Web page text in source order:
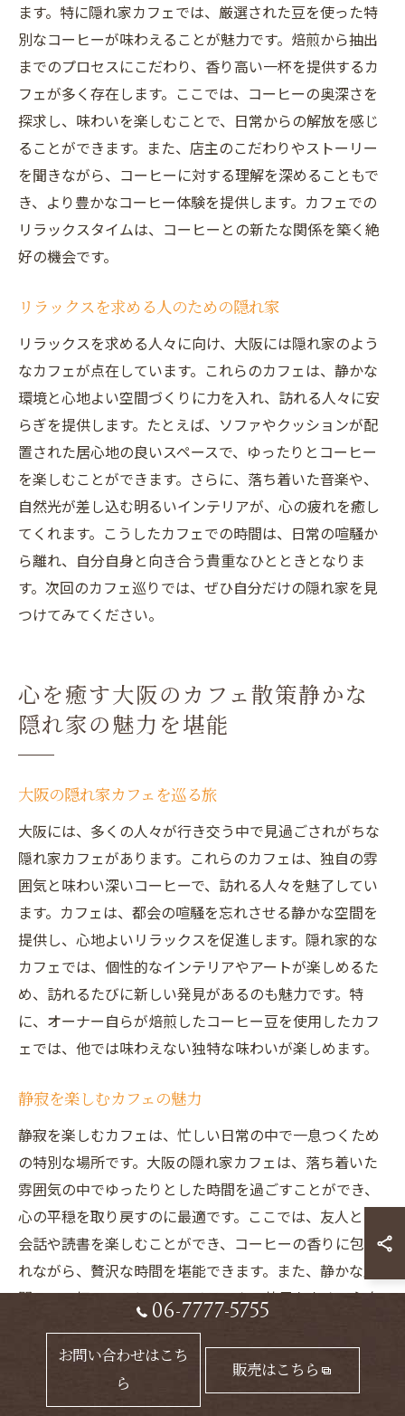
ます。特に隠れ家カフェでは、厳選された豆を使った特
別なコーヒーが味わえることが魅力です。焙煎から抽出
までのプロセスにこだわり、香り高い一杯を提供するカ
フェが多く存在します。ここでは、コーヒーの奥深さを
探求し、味わいを楽しむことで、日常からの解放を感じ
ることができます。また、店主のこだわりやストーリー
を聞きながら、コーヒーに対する理解を深めることもで
き、より豊かなコーヒー体験を提供します。カフェでの
リラックスタイムは、コーヒーとの新たな関係を築く絶
好の機会です。
リラックスを求める人のための隠れ家
リラックスを求める人々に向け、大阪には隠れ家のよう
なカフェが点在しています。これらのカフェは、静かな
環境と心地よい空間づくりに力を入れ、訪れる人々に安
らぎを提供します。たとえば、ソファやクッションが配
置された居心地の良いスペースで、ゆったりとコーヒー
を楽しむことができます。さらに、落ち着いた音楽や、
自然光が差し込む明るいインテリアが、心の疲れを癒し
てくれます。こうしたカフェでの時間は、日常の喧騒か
ら離れ、自分自身と向き合う貴重なひとときとなりま
す。次回のカフェ巡りでは、ぜひ自分だけの隠れ家を見
つけてみてください。
心を癒す大阪のカフェ散策静かな
隠れ家の魅力を堪能
大阪の隠れ家カフェを巡る旅
大阪には、多くの人々が行き交う中で見過ごされがちな
隠れ家カフェがあります。これらのカフェは、独自の雰
囲気と味わい深いコーヒーで、訪れる人々を魅了してい
ます。カフェは、都会の喧騒を忘れさせる静かな空間を
提供し、心地よいリラックスを促進します。隠れ家的な
カフェでは、個性的なインテリアやアートが楽しめるた
め、訪れるたびに新しい発見があるのも魅力です。特
に、オーナー自らが焙煎したコーヒー豆を使用したカフ
ェでは、他では味わえない独特な味わいが楽しめます。
静寂を楽しむカフェの魅力
静寂を楽しむカフェは、忙しい日常の中で一息つくため
の特別な場所です。大阪の隠れ家カフェは、落ち着いた
雰囲気の中でゆったりとした時間を過ごすことができ、
心の平穏を取り戻すのに最適です。ここでは、友人との
会話や読書を楽しむことができ、コーヒーの香りに包ま
れながら、贅沢な時間を堪能できます。また、静かな空
間での一杯のコーヒーは、リラックス効果を高め、心身
の疲れを癒してくれます。隠れ家カフェは、まさに心の
オアシスと言える存在です。
心が安らぐ隠れ家カフェ
06-7777-5755
お問い合わせはこち
ら
販売はこちら